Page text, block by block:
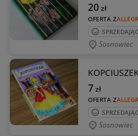
OFERTA Z
20zł
Sosnowiec
OFERTA Z
7zł
Sosnowiec